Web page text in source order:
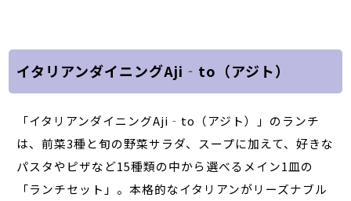
イタリアンダイニングAji‐to（アジト）
「イタリアンダイニングAji‐to（アジト）」のランチ
は、前菜3種と旬の野菜サラダ、スープに加えて、好きな
パスタやピザなど15種類の中から選べるメイン1皿の
「ランチセット」。本格的なイタリアンがリーズナブル